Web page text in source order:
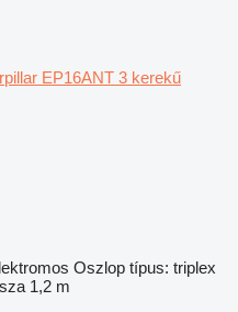
EP16ANT 3 kerekű
Oszlop típus: triplex
1,2 m